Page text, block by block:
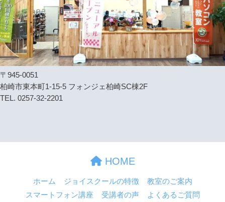
〒945-0051
柏崎市東本町1-15-5 フォンジェ柏崎SC棟2F
TEL. 0257-32-2201
HOME
ホーム ジョイスクールの特徴
教室のご案内
スマートフォン講座
受講者の声 よくあるご質問